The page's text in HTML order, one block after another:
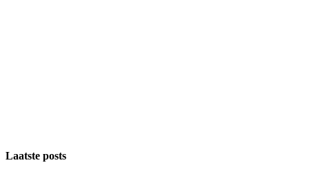
Laatste posts